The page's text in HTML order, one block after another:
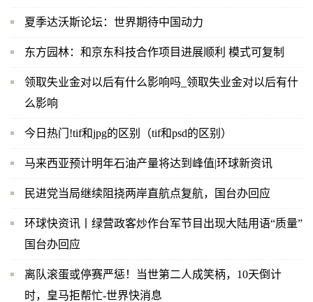
夏季达沃斯论坛：世界期待中国动力
东方园林：和京东科技合作项目进展顺利 模式可复制
领取失业金对以后有什么影响吗_领取失业金对以后有什
么影响
今日热门!tif和jpg的区别（tif和psd的区别）
马来西亚预计明年石油产量将达到峰值|环球新资讯
民进党当局继续阻挠两岸直航点复航，国台办回应
环球快资讯丨绿营政客炒作台军节目出现大陆用语“质量”
国台办回应
离队滚蛋或停赛严惩！当世第二人成笑柄，10天倒计
时，皇马拒帮忙-世界快消息